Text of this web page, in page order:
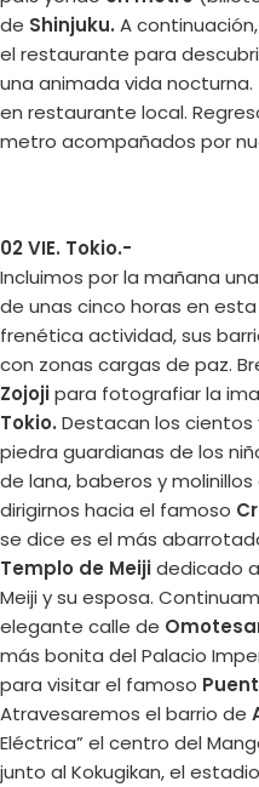
de Shinjuku. A
el restaurante para
una animada vida nocturna.
en restaurante local.
metro acompañados por
02 VIE. Tokio.-
Incluimos por la mañana una
de unas cinco horas en
frenética actividad, sus
con zonas cargas de paz.
Zojojipara fotografiar la
Tokio. Destacan los cientos
piedra guardianas de los
de lana, baberos y
dirigirnos hacia el famoso
se dice es el más
Templo de Meijidedicado
Meiji y su esposa.
elegante calle de
más bonita del Palacio
para visitar el famoso
Atravesaremos el barrio de
Eléctrica” el centro del
junto al Kokugikan, el